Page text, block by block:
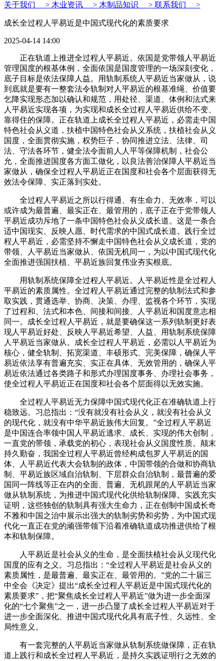
关于我们 > 木业资讯 > 木制品知识 > 联系我们 >
成长全过程人平易近是中国式现代化的素质要求
2025-04-14 14:00
正在轨道上推进全过程人平易近。依国是党带领人平易近
管理国度的根基体例，全面依国是国度管理的一场深刻变化，
底子目标是依法保障人益。用轨制系统人平易近当家做从，说
到底就是要有一整套法令轨制对人平易近的根基准绳、价值要
乞降实现形态加以确认和规范，用处径、渠道、体例和法式来
人平易近实现各项，为实现和成长全过程人平易近供给不变、
靠得住的保障。正在轨道上成长全过程人平易近，必需走中国
特色社会从义道，扶植中国特色社会从义系统，扶植社会从义
国度，全面贯彻实施，权势巨子，协同推进立法、法律、司
法、守法各环节，健全法令面前人人平等保障机制，社会公
允，全面推进国度各方面工做化，以良法善治保障人平易近当
家做从，确保全过程人平易近正在国度和社会各个层面获得无
效法令保障、实正落到实处。
全过程人平易近之所以行得通、有生命力、无效率，可以
或许成为最普遍、最实正在、最管用的，底子正在于党带领人
平易近成功斥地了一条中国特色社会从义成长道。这是一条合
适中国现实、反映人愿、时代需求的中国式成长道。践行全过
程人平易近，必需坚持不懈走中国特色社会从义成长道，党的
带领、人平易近当家做从、依国无机同一，为以中国式现代化
全面推进强国扶植、平易近族回复伟业夯实根底。
用轨制系统保障全过程人平易近。人平易近性是全过程人
平易近的素质属性。全过程人平易近通过完整的轨制法式和参
取实践，贯通选举、协商、决策、办理、监视各个环节，实现
了过程和、法式和本色、间接和间接、人平易近和国度意志相
同一。成长全过程人平易近，就是要确保这一系列轨制更好表
现人平易近好处、反映人平易近希望、人益、用轨制系统保障
人平易近当家做从。成长全过程人平易近，必需以人平易近为
核心，健全轨制、拓宽渠道、丰硕形式、完美保障，确保人平
易近依法享有普遍充实、实正在具体、无效管用的，确保人平
易近依法通过各类路子和形式办理国度事务、办理社会事务，
使全过程人平易近正在国度和社会各个层面得以无效实施。
全过程人平易近无力保障中国式现代化正在准确轨道上行
稳致远。习总指出：“没有就没有社会从义，就没有社会从义
的现代化，就没有中华平易近族伟大回复。”全过程人平易近
是中国连合率领中国人平易近逃求、成长、实现的伟大创制，
一直党的带领，承载党的初心，表现社会从义国度性质。颠末
持久勤奋，我国全过程人平易近曾经构成包罗人平易近的国
体、人平易近代表大会轨制的政体，中国带领的合做和协商轨
制、平易近族区域自治轨制、下层群众自治轨制，最普遍的爱
国同一阵线等正在内的全面、普遍、无机跟尾的人平易近当家
做从轨制系统，为推进中国式现代化供给轨制保障。实践充实
证明，这些独创的轨制具有强大生命力，正在创制中国成长奇
不雅和中国之治中展示出强大的轨制劣势和劣势，为中国式现
代化一直正在党的顽强带领下沿着准确轨道成功推进供给了根
本和轨制保障。
人平易近是社会从义的生命，是全面扶植社会从义现代化
国度的应有之义。习总指出：“全过程人平易近是社会从义的
素质属性，是最普遍、最实正在、最管用的。”党的二十届三
中全会《决定》提出“成长全过程人平易近是中国式现代化的
素质要求”，把“聚焦成长全过程人平易近”做为进一步全面深
化的“七个聚焦”之一，进一步凸显了成长全过程人平易近对于
进一步全面深化、推进中国式现代化具有底子性、久远性、全
局性意义。
有一套完整的人平易近当家做从轨制系统做保障，正在轨
道上践行和成长全过程人平易近，是持久实践证明行之无效的